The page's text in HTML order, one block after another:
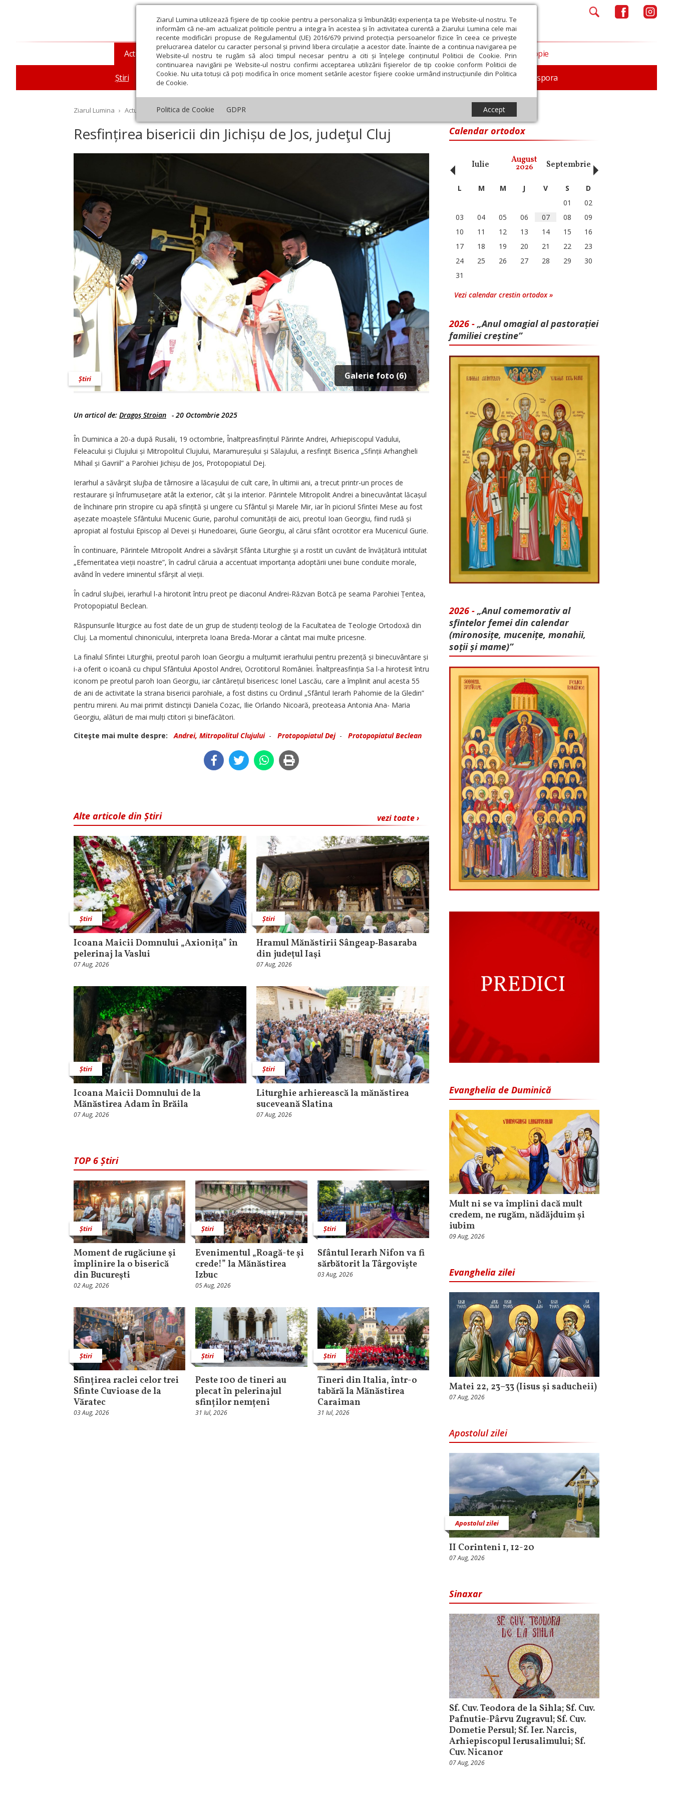
Ziarul Lumina utilizează fişiere de tip cookie pentru a personaliza și îmbunătăți experiența ta pe Website-ul nostru. Te
informăm că ne-am actualizat politicile pentru a integra în acestea și în activitatea curentă a Ziarului Lumina cele mai
recente modificări propuse de Regulamentul (UE) 2016/679 privind protecția persoanelor fizice în ceea ce privește
prelucrarea datelor cu caracter personal și privind libera circulație a acestor date. Înainte de a continua navigarea pe
Website-ul nostru te rugăm să aloci timpul necesar pentru a citi și înțelege conținutul Politicii de Cookie. Prin
continuarea navigării pe Website-ul nostru confirmi acceptarea utilizării fişierelor de tip cookie conform Politicii de
Cookie. Nu uita totuși că poți modifica în orice moment setările acestor fişiere cookie urmând instrucțiunile din Politica
de Cookie.
Politica de Cookie GDPR Accept
Actualitate religioasă
Știri Mesaje și cuvântări An omagial Comunicate de presă Documentar In memoriam Diaspora
Teologie și spiritualitate Educaţie și Cultură Societate Opinii Filantropie
Ziarul Lumina › Actualitate religioasă › Știri › Resfințirea bisericii din Jichișu de Jos, judeţul Cluj
Resfințirea bisericii din Jichișu de Jos, judeţul Cluj
Galerie foto (6)
Știri
Un articol de: Dragoș Stroian - 20 Octombrie 2025
În Duminica a 20-a după Rusalii, 19 octombrie, Înaltpreasfințitul Părinte Andrei, Arhi­episcopul Vadului,
Feleacului și Clujului și Mitropolitul Clujului, Maramureșului și Sălajului, a resfinţit Biserica „Sfinții Arhangheli
Mihail și Gavriil” a Parohiei Jichișu de Jos, Protopopiatul Dej.
Ierarhul a săvârşit slujba de târnosire a lăcașului de cult care, în ultimii ani, a trecut printr-un proces de
restaurare și înfrumuse­țare atât la exterior, cât și la interior. Părintele Mitropolit Andrei a binecuvântat lăcașul
de închinare prin stropire cu apă sfințită și ungere cu Sfântul și Marele Mir, iar în piciorul Sfintei Mese au fost
așezate moaștele Sfântului Mucenic Gurie, parohul comunității de aici, preotul Ioan Georgiu, fiind rudă și
apropiat al fostului Episcop al Devei și Hunedoarei, Gurie Georgiu, al cărui sfânt ocrotitor era Mucenicul Gurie.
În continuare, Părintele Mitropolit Andrei a săvârșit Sfânta Liturghie şi a rostit un cuvânt de învățătură intitulat
„Efemeritatea vieții noastre”, în cadrul căruia a accentuat impor­tanța adoptării unei bune conduite morale,
având în vedere iminentul sfârșit al vieții.
În cadrul slujbei, ierarhul l-a hirotonit întru preot pe diaconul Andrei-Răzvan Botcă pe seama Parohiei Țentea,
Protopopiatul Beclean.
Răspunsurile liturgice au fost date de un grup de studenți teologi de la Facultatea de Teo­logie Ortodoxă din
Cluj. La momentul chinonicului, interpreta Ioana Breda-Morar a cântat mai multe pricesne.
La finalul Sfintei Liturghii, preotul paroh Ioan Georgiu a mulțumit ierarhului pentru prezență și binecuvântare și
i-a oferit o icoană cu chipul Sfântului Apostol Andrei, Ocrotitorul României. Înaltpreasfinția Sa l-a hirotesit întru
iconom pe preotul paroh Ioan Georgiu, iar cântărețul bisericesc Ionel Lascău, care a împlinit anul acesta 55
de ani de activitate la strana bisericii parohiale, a fost distins cu Ordinul „Sfântul Ierarh Pahomie de la Gledin”
pentru mireni. Au mai primit distincţii Daniela Cozac, Ilie Orlando Nicoară, preoteasa Antonia Ana- Maria
Georgiu, alături de mai mulți ctitori și binefăcători.
Citeşte mai multe despre:
Andrei, Mitropolitul Clujului- Protopopiatul Dej- Protopopiatul Beclean
vezi toate ›
Alte articole din Știri
Știri
Icoana Maicii Domnului „Axionița” în
pelerinaj la Vaslui
07 Aug, 2026
Știri
Hramul Mănăstirii Sângeap‑Basaraba
din judeţul Iaşi
07 Aug, 2026
Știri
Icoana Maicii Domnului de la
Mănăstirea Adam în Brăila
07 Aug, 2026
Știri
Liturghie arhierească la mănăstirea
suceveană Slatina
07 Aug, 2026
TOP 6 Știri
Știri
Moment de rugăciune şi
împlinire la o biserică
din Bucureşti
02 Aug, 2026
Știri
Evenimentul „Roagă-te și
crede!” la Mănăstirea
Izbuc
05 Aug, 2026
Știri
Sfântul Ierarh Nifon va fi
sărbătorit la Târgoviște
03 Aug, 2026
Știri
Sfințirea raclei celor trei
Sfinte Cuvioase de la
Văratec
03 Aug, 2026
Știri
Peste 100 de tineri au
plecat în pelerinajul
sfinților nemțeni
31 Iul, 2026
Știri
Tineri din Italia, într-o
tabără la Mănăstirea
Caraiman
31 Iul, 2026
Calendar ortodox
Decembrie Ianuarie Mai Iulie August
2026 Septembrie Octombrie
‹ L M M J V S
D
01
02
03
04 05 06 07 08
09
10
11 12 13 14 15
16
17
18 19 20 21 22
23
24
25 26 27 28 29
30
31
Vezi calendar crestin ortodox »
2026 - „Anul omagial al pastorației
familiei creștine”
2026 - „Anul comemorativ al
sfintelor femei din calendar
(mironosițe, mu­cenițe, monahii,
soții și mame)”
Evanghelia de Duminică
Mult ni se va împlini dacă mult
credem, ne rugăm, nădăjduim și
iubim
09 Aug, 2026
Evanghelia zilei
Matei 22, 23–33 (Iisus și saducheii)
07 Aug, 2026
Apostolul zilei
Apostolul zilei
II Corinteni 1, 12-20
07 Aug, 2026
Sinaxar
Sf. Cuv. Teodora de la Sihla; Sf. Cuv.
Pafnutie-Pârvu Zugravul; Sf. Cuv.
Dometie Persul; Sf. Ier. Narcis,
Arhiepiscopul Ierusalimului; Sf.
Cuv. Nicanor
07 Aug, 2026